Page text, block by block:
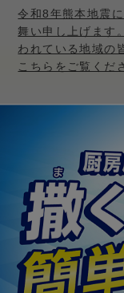
令和8年熊本地震
舞い申し上げます
われている地域の
こちらをご覧くだ